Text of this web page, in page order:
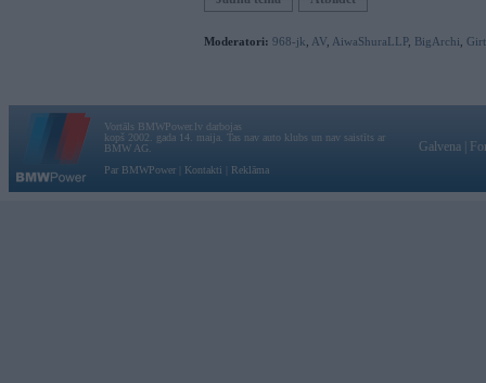
Moderatori: 968-jk AV AiwaShuraLLP, BigArchi
Vortāls BMWPower.lv darbojas
kopš 2002. gada 14. maija. Tas nav auto klubs un nav saistīts ar
BMW AG.
Par BMWPower
Kontakti Reklāma
Galvena